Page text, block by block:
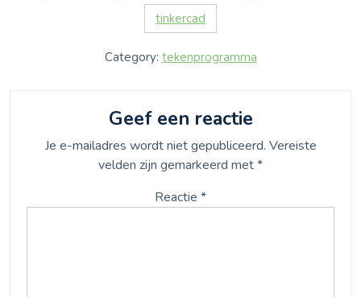
tinkercad
Category: tekenprogramma
Geef een reactie
Je e-mailadres wordt niet gepubliceerd. Vereiste
velden zijn gemarkeerd met*
Reactie *